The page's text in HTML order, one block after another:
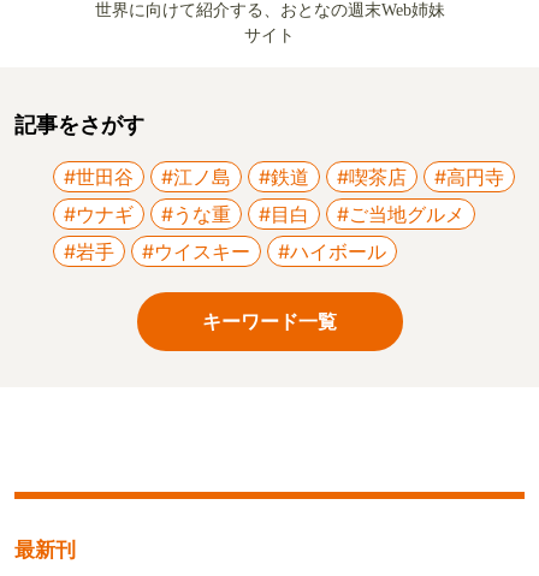
世界に向けて紹介する、おとなの週末Web姉妹
サイト
記事をさがす
#世田谷 #江ノ島 #鉄道 #喫茶店
#高円寺
#ウナギ
#うな重 #目白
#ご当地グルメ
#岩手
#ウイスキー #ハイボール
キーワード一覧
最新刊